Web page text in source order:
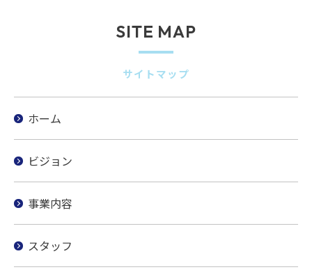
サイトマップ
SITE MAP
ホーム
ビジョン
事業内容
スタッフ